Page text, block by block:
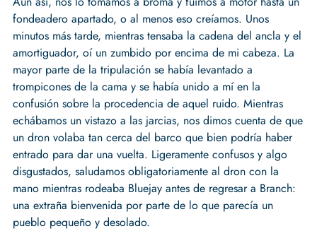
fondeadero apartado, o al menos eso creíamos. Unos
minutos más tarde, mientras tensaba la cadena del ancla y el
amortiguador, oí un zumbido por encima de mi cabeza. La
mayor parte de la tripulación se había levantado a
trompicones de la cama y se había unido a mí en la
confusión sobre la procedencia de aquel ruido. Mientras
echábamos un vistazo a las jarcias, nos dimos cuenta de que
un dron volaba tan cerca del barco que bien podría haber
entrado para dar una vuelta. Ligeramente confusos y algo
disgustados, saludamos obligatoriamente al dron con la
mano mientras rodeaba Bluejay antes de regresar a Branch:
una extraña bienvenida por parte de lo que parecía un
pueblo pequeño y desolado.